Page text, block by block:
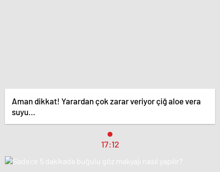
Aman dikkat! Yarardan çok zarar veriyor çiğ aloe vera
suyu…
17:12